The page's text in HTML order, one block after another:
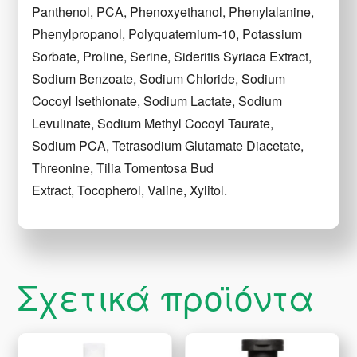
Panthenol, PCA, Phenoxyethanol, Phenylalanine,
Phenylpropanol, Polyquaternium-10, Potassium
Sorbate, Proline, Serine, Sideritis Syriaca Extract,
Sodium Benzoate, Sodium Chloride, Sodium
Cocoyl Isethionate, Sodium Lactate, Sodium
Levulinate, Sodium Methyl Cocoyl Taurate,
Sodium PCA, Tetrasodium Glutamate Diacetate,
Threonine, Tilia Tomentosa Bud
Extract, Tocopherol, Valine, Xylitol.
Σχετικά προϊόντα